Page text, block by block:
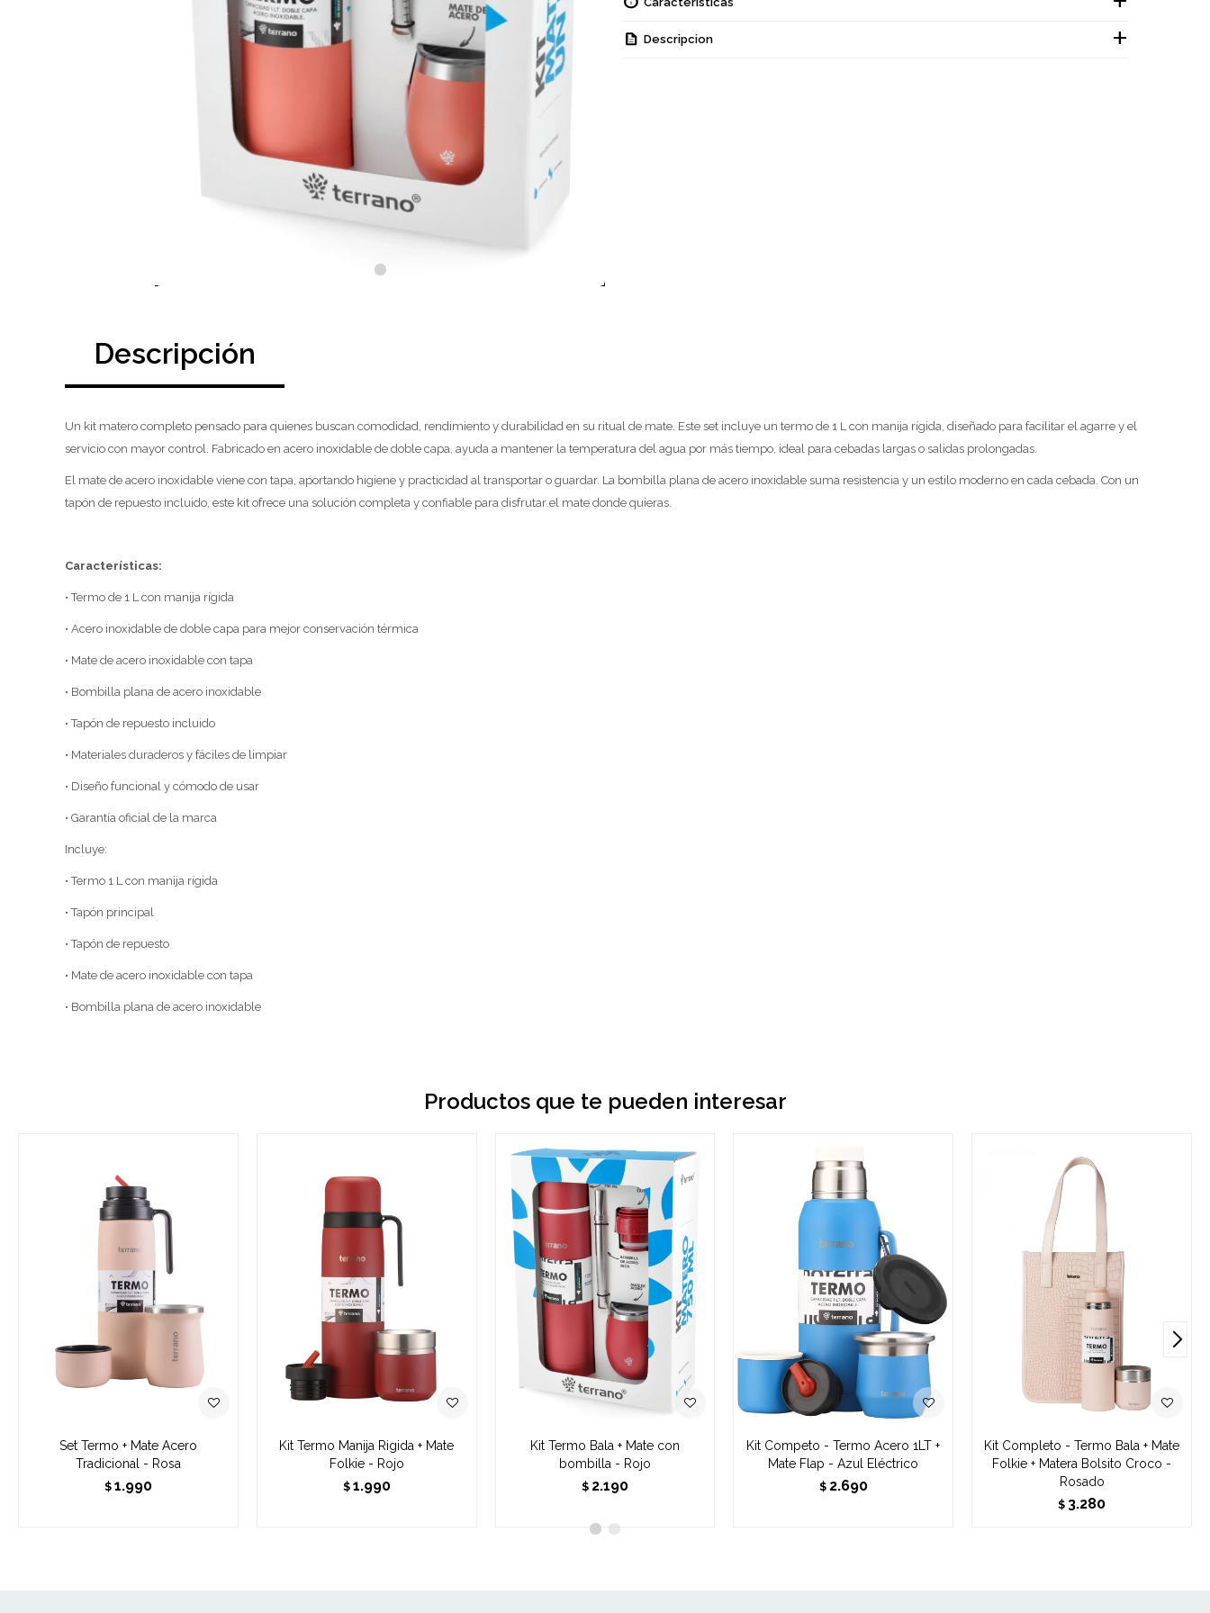
Descripcion
Descripción
Un kit matero completo pensado para quienes buscan comodidad, rendimiento y durabilidad en su ritual de mate. Este set incluye un termo de 1 L con manija rígida, diseñado para facilitar el agarre y el
servicio con mayor control. Fabricado en acero inoxidable de doble capa, ayuda a mantener la temperatura del agua por más tiempo, ideal para cebadas largas o salidas prolongadas.
El mate de acero inoxidable viene con tapa, aportando higiene y practicidad al transportar o guardar. La bombilla plana de acero inoxidable suma resistencia y un estilo moderno en cada cebada. Con un
tapón de repuesto incluido, este kit ofrece una solución completa y confiable para disfrutar el mate donde quieras.
Características:
• Termo de 1 L con manija rígida
• Acero inoxidable de doble capa para mejor conservación térmica
• Mate de acero inoxidable con tapa
• Bombilla plana de acero inoxidable
• Tapón de repuesto incluido
• Materiales duraderos y fáciles de limpiar
• Diseño funcional y cómodo de usar
• Garantía oficial de la marca
Incluye:
• Termo 1 L con manija rígida
• Tapón principal
• Tapón de repuesto
• Mate de acero inoxidable con tapa
• Bombilla plana de acero inoxidable
Productos que te pueden interesar
Set Termo + Mate Acero
Tradicional - Rosa
$ 1.990
Kit Termo Manija Rigida + Mate
Folkie - Rojo
$ 1.990
Kit Termo Bala + Mate con
bombilla - Rojo
$ 2.190
Kit Competo - Termo Acero 1LT +
Mate Flap - Azul Eléctrico
$ 2.690
Kit Completo - Termo Bala + Mate
Folkie + Matera Bolsito Croco -
Rosado
$ 3.280